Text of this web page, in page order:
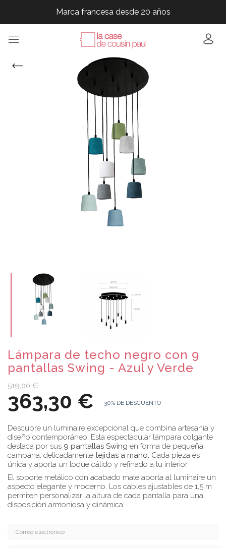
Marca francesa desde 20 años
Marca francesa desde 20 años
Marca francesa desde 20 años
Lámpara de techo negro con 9
pantallas Swing - Azul y Verde
519,00 €
363,30 € 30% DE DESCUENTO
Descubre un luminaire excepcional que combina artesanía y
diseño contemporáneo. Esta espectacular lámpara colgante
destaca por sus 9 pantallas Swing en forma de pequeña
campana, delicadamente tejidas a mano. Cada pieza es
única y aporta un toque cálido y refinado a tu interior.
El soporte metálico con acabado mate aporta al luminaire un
aspecto elegante y moderno. Los cables ajustables de 1,5 m
permiten personalizar la altura de cada pantalla para una
disposición armoniosa y dinámica.